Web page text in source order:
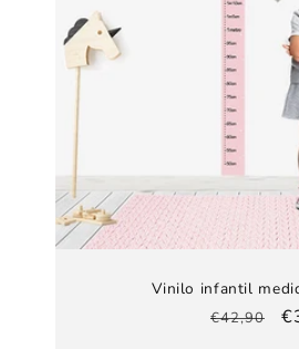
Vinilo infantil
Precio
€42,90